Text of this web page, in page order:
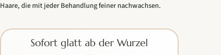
Haare, die mit jeder Behandlung feiner nachwachsen.
Sofort glatt ab der Wurzel